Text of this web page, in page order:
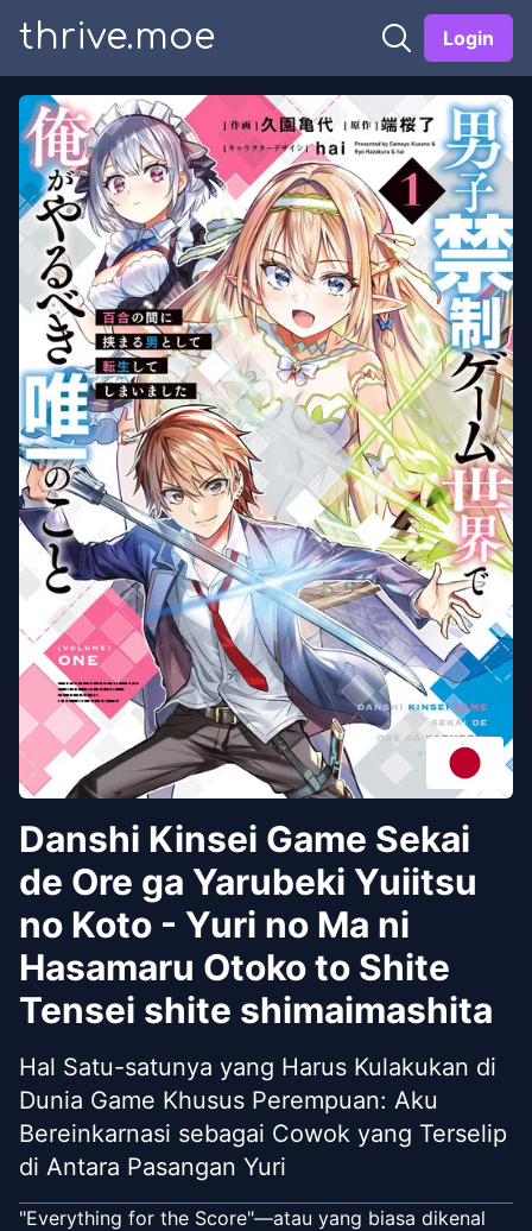
thrive.moe Login
Danshi Kinsei Game Sekai
de Ore ga Yarubeki Yuiitsu
no Koto - Yuri no Ma ni
Hasamaru Otoko to Shite
Tensei shite shimaimashita
Hal Satu-satunya yang Harus Kulakukan di
Dunia Game Khusus Perempuan: Aku
Bereinkarnasi sebagai Cowok yang Terselip
di Antara Pasangan Yuri
"Everything for the Score"—atau yang biasa dikenal